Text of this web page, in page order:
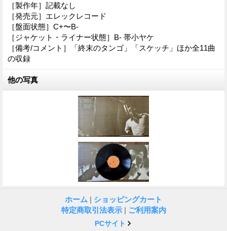
［製作年］記載なし
［発売元］エレックレコード
［盤面状態］C+〜B-
［ジャケット・ライナー状態］B- 帯小ヤケ
［備考/コメント］「終末のタンゴ」「スケッチ」ほか全11曲
の収録
他の写真
ホーム | ショッピングカート
特定商取引法表示 | ご利用案内
PCサイト